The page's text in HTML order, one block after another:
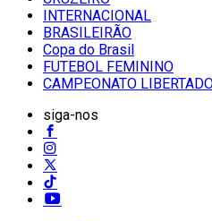
INTERNACIONAL
BRASILEIRÃO
Copa do Brasil
FUTEBOL FEMININO
CAMPEONATO
siga-nos